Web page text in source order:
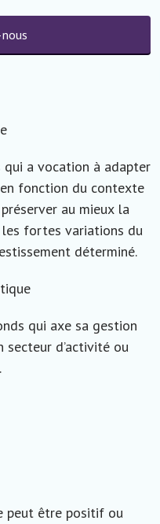
a vocation à adapter
fonction du contexte
au mieux la
fortes variations du
déterminé.
qui axe sa gestion
secteur d’activité ou
peut être positif ou